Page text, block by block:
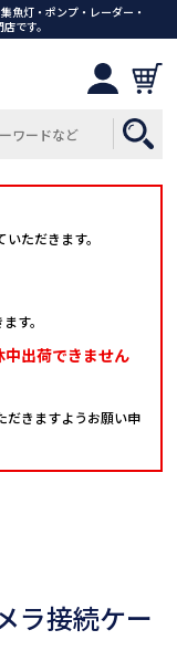
魚灯・ポンプ・レーダー・
です。
ただきます。
す。
中出荷できません
だきますようお願い申
ラ接続ケー